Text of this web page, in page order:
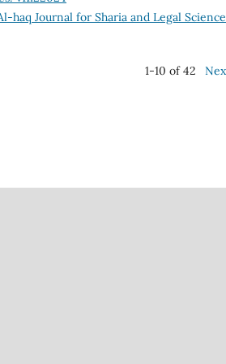
haq Journal for Sharia and Legal
1-10 of 42